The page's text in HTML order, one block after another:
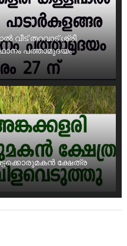
വീട് തറവാട് ശ്രീ
പത്താമുദയം
ക്ഷേത്ര